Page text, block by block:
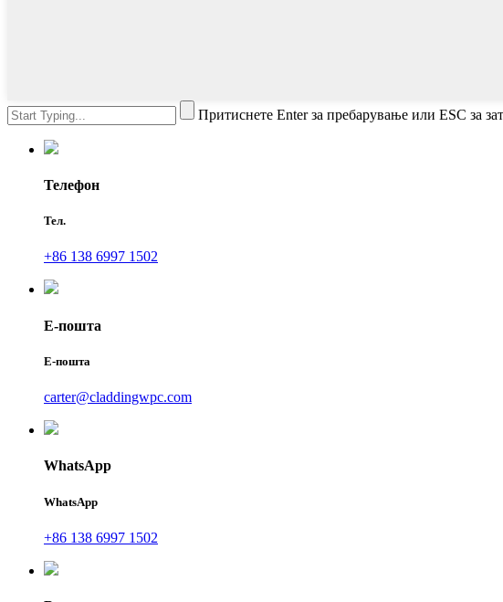
Притиснете Enter за пребарување или ESC за
Телефон
Тел.
+86 138 6997 1502
Е-пошта
Е-пошта
carter@claddingwpc.com
WhatsApp
WhatsApp
+86 138 6997 1502